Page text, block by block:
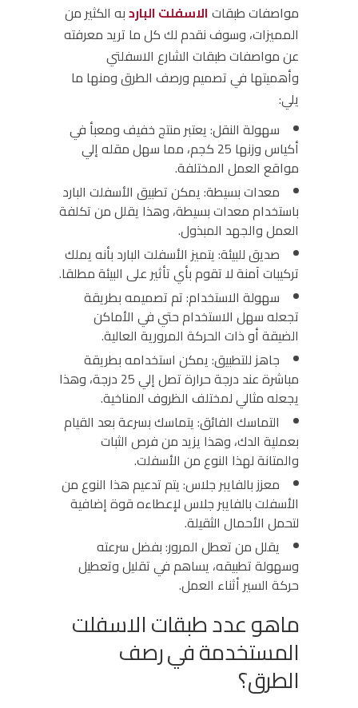
مواصفات طبقاتالاسفلت الباردبه الكثير من
المميزات، وسوف نقدم لك كل ما تريد معرفته
عنمواصفات طبقات الشارع الاسفلتي
وأهميتها في تصميم ورصف الطرقومنها ما
يلي:
سهولة النقل:يعتبر منتج خفيف ومعبأ في
أكياس وزنها 25 كجم، مما سهل مقله إلي
مواقع العمل المختلفة.
معدات بسيطة:يمكن تطبيق الأسفلت البارد
باستخدام معدات بسيطة، وهذا يقلل من تكلفة
العمل والجهد المبذول.
صديق للبيئة:يتميز الأسفلت البارد بأنه يملك
تركيبات آمنة لا تقوم بأي تأثير على البيئة مطلقا.
سهولة الاستخدام:تم تصميمه بطريقة
تجعله سهل الاستخدام حتي في الأماكن
الضيقة أو ذات الحركة المرورية العالية.
جاهز للتطبيق:يمكن استخدامه بطريقة
مباشرة عند درجة حرارة تصل إلي 25 درجة، وهذا
يجعله مثالي لمختلف الظروف المناخية.
التماسك الفائق:يتماسك بسرعة بعد القيام
بعملية الدك، وهذا يزيد من فرص الثبات
والمتانة لهذا النوع من الأسفلت.
معزز بالفايبر جلاس:يتم تدعيم هذا النوع من
الأسفلت بالفايبر جلاس لإعطاءه قوة إضافية
لتحمل الأحمال الثقيلة.
يقلل من تعطل المرور:بفضل سرعته
وسهولة تطبيقه، يساهم في تقليل وتعطيل
حركة السير أثناء العمل.
ماهو عدد طبقات الاسفلت
المستخدمة في رصف
الطرق؟